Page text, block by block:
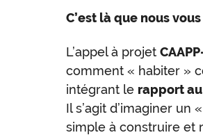
C’est là que nous
L’appel à projet
comment « habiter »
intégrant le rapport
Il s’agit d’imaginer un
simple à construire et